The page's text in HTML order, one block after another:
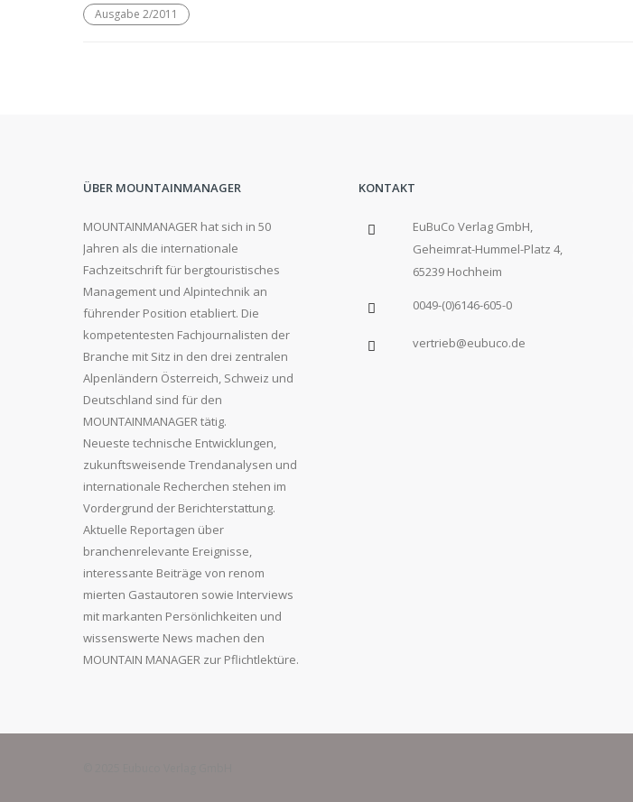
Ausgabe 2/2011
ÜBER MOUNTAINMANAGER
MOUNTAINMANAGER hat sich in 50
Jahren als die internationale
Fachzeitschrift für bergtouristisches
Management und Alpintechnik an
führender Position etabliert. Die
kompetentesten Fachjournalisten der
Branche mit Sitz in den drei zentralen
Alpenländern Österreich, Schweiz und
Deutschland sind für den
MOUNTAINMANAGER tätig.
Neueste technische Entwicklungen,
zukunftsweisende Trendanalysen und
internationale Recherchen stehen im
Vordergrund der Berichterstattung.
Aktuelle Reportagen über
branchenrelevante Ereignisse,
interessante Beiträge von renom
mierten Gastautoren sowie Interviews
mit markanten Persönlichkeiten und
wissenswerte News machen den
MOUNTAIN MANAGER zur Pflichtlektüre.
KONTAKT
EuBuCo Verlag GmbH,
Geheimrat-Hummel-Platz 4,
65239 Hochheim
0049-(0)6146-605-0
vertrieb@eubuco.de